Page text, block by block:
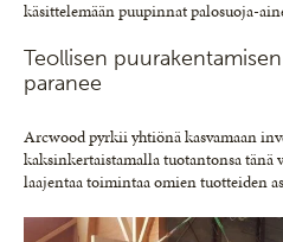
käsittelemään puupinnat palosuoja-
Teollisen
paranee
Arcwood pyrkii yhtiönä kasvamaan
kaksinkertaistamalla tuotantonsa tänä
laajentaa toimintaa omien tuotteiden